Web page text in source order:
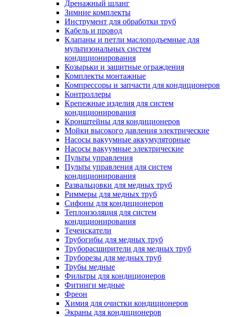
Дренажный шланг
Зимние комплекты
Инструмент для обработки труб
Кабель и провод
Клапаны и петли маслоподъемные для
мультизональных систем
кондиционирования
Козырьки и защитные ограждения
Комплекты монтажные
Компрессоры и запчасти для кондиционеров
Контроллеры
Крепежные изделия для систем
кондиционирования
Кронштейны для кондиционеров
Мойки высокого давления электрические
Насосы вакуумные аккумуляторные
Насосы вакуумные электрические
Пульты управления
Пульты управления для систем
кондиционирования
Развальцовки для медных труб
Риммеры для медных труб
Сифоны для кондиционеров
Теплоизоляция для систем
кондиционирования
Течеискатели
Трубогибы для медных труб
Труборасширители для медных труб
Труборезы для медных труб
Трубы медные
Фильтры для кондиционеров
Фитинги медные
Фреон
Химия для очистки кондиционеров
Экраны для кондиционеров